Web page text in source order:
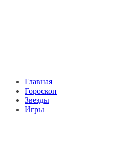
Главная
Гороскоп
Звезды
Игры